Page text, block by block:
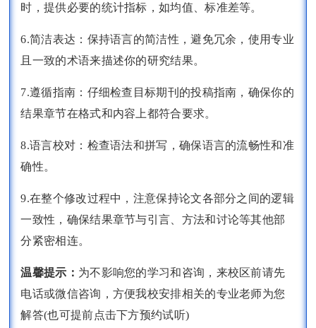
时，提供必要的统计指标，如均值、标准差等。
6.简洁表达：保持语言的简洁性，避免冗余，使用专业
且一致的术语来描述你的研究结果。
7.遵循指南：仔细检查目标期刊的投稿指南，确保你的
结果章节在格式和内容上都符合要求。
8.语言校对：检查语法和拼写，确保语言的流畅性和准
确性。
9.在整个修改过程中，注意保持论文各部分之间的逻辑
一致性，确保结果章节与引言、方法和讨论等其他部
分紧密相连。
温馨提示： 为不影响您的学习和咨询，来校区前请先
电话或微信咨询，方便我校安排相关的专业老师为您
解答(也可提前点击下方预约试听)